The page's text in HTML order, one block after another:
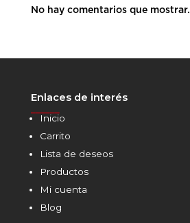
No hay comentarios que mostrar.
Enlaces de interés
Inicio
Carrito
Lista de deseos
Productos
Mi cuenta
Blog